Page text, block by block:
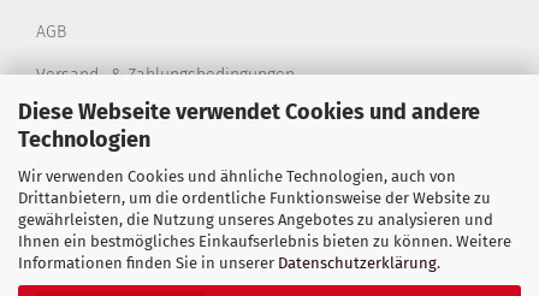
Diese Webseite verwendet Cookies und andere
Technologien
Wir verwenden Cookies und ähnliche Technologien, auch von
Drittanbietern, um die ordentliche Funktionsweise der Website zu
gewährleisten, die Nutzung unseres Angebotes zu analysieren und
Ihnen ein bestmögliches Einkaufserlebnis bieten zu können. Weitere
Informationen finden Sie in unserer Datenschutzerklärung.
AGB
Versand- & Zahlungsbedingungen
Privatsphäre und Datenschutz
Sitemap
Impressum